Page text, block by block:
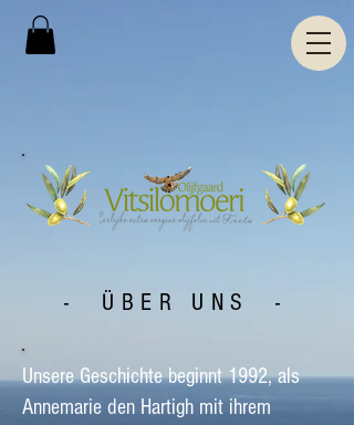
- ÜBER UNS -
Unsere Geschichte beginnt 1992, als
Annemarie den Hartigh mit ihrem